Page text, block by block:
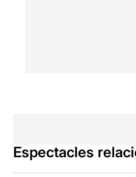
Espectacles